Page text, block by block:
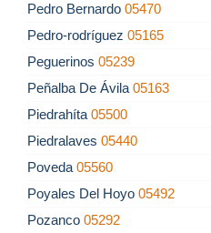
Pedro Bernardo 05470
Pedro-rodríguez 05165
Peguerinos 05239
Peñalba De Ávila 05163
Piedrahíta 05500
Piedralaves 05440
Poveda 05560
Poyales Del Hoyo 05492
Pozanco 05292